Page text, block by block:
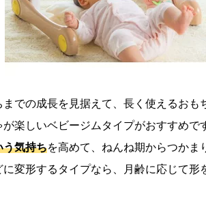
での成長を見据えて、長く使えるおも
楽しいベビージムタイプがおすすめで
う気持ちを高めて、ねんね期からつかま
変形するタイプなら、月齢に応じて形